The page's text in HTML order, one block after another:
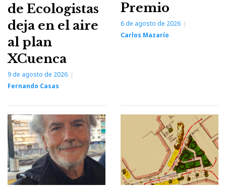
de Ecologistas
deja en el aire
al plan
XCuenca
9 de agosto de 2026
Fernando Casas
Premio
6 de agosto de 2026
Carlos Mazarío